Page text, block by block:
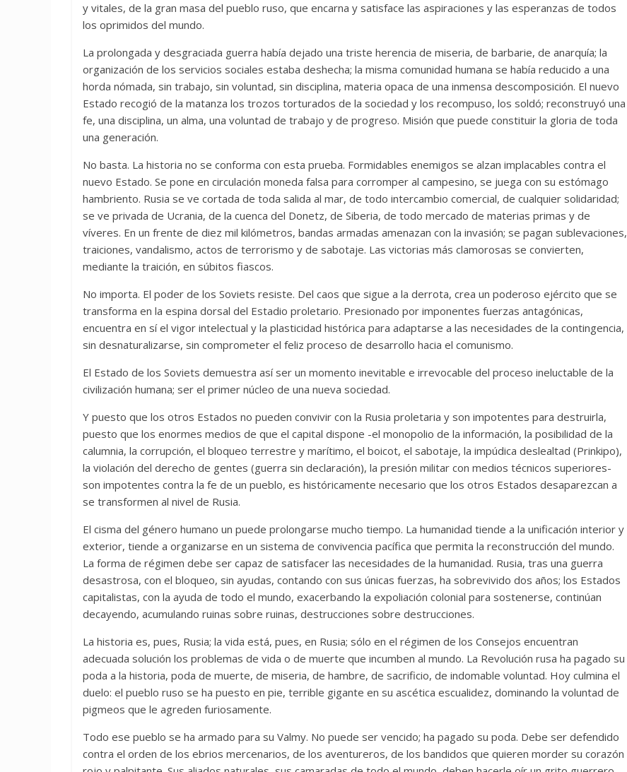
y vitales, de la gran masa del pueblo ruso, que encarna y satisface las aspiraciones y las esperanzas de todos
los oprimidos del mundo.
La prolongada y desgraciada guerra había dejado una triste herencia de miseria, de barbarie, de anarquía; la
organización de los servicios sociales estaba deshecha; la misma comunidad humana se había reducido a una
horda nómada, sin trabajo, sin voluntad, sin disciplina, materia opaca de una inmensa descomposición. El nuevo
Estado recogió de la matanza los trozos torturados de la sociedad y los recompuso, los soldó; reconstruyó una
fe, una disciplina, un alma, una voluntad de trabajo y de progreso. Misión que puede constituir la gloria de toda
una generación.
No basta. La historia no se conforma con esta prueba. Formidables enemigos se alzan implacables contra el
nuevo Estado. Se pone en circulación moneda falsa para corromper al campesino, se juega con su estómago
hambriento. Rusia se ve cortada de toda salida al mar, de todo intercambio comercial, de cualquier solidaridad;
se ve privada de Ucrania, de la cuenca del Donetz, de Siberia, de todo mercado de materias primas y de
víveres. En un frente de diez mil kilómetros, bandas armadas amenazan con la invasión; se pagan sublevaciones,
traiciones, vandalismo, actos de terrorismo y de sabotaje. Las victorias más clamorosas se convierten,
mediante la traición, en súbitos fiascos.
No importa. El poder de los Soviets resiste. Del caos que sigue a la derrota, crea un poderoso ejército que se
transforma en la espina dorsal del Estadio proletario. Presionado por imponentes fuerzas antagónicas,
encuentra en sí el vigor intelectual y la plasticidad histórica para adaptarse a las necesidades de la contingencia,
sin desnaturalizarse, sin comprometer el feliz proceso de desarrollo hacia el comunismo.
El Estado de los Soviets demuestra así ser un momento inevitable e irrevocable del proceso ineluctable de la
civilización humana; ser el primer núcleo de una nueva sociedad.
Y puesto que los otros Estados no pueden convivir con la Rusia proletaria y son impotentes para destruirla,
puesto que los enormes medios de que el capital dispone -el monopolio de la información, la posibilidad de la
calumnia, la corrupción, el bloqueo terrestre y marítimo, el boicot, el sabotaje, la impúdica deslealtad (Prinkipo),
la violación del derecho de gentes (guerra sin declaración), la presión militar con medios técnicos superiores-
son impotentes contra la fe de un pueblo, es históricamente necesario que los otros Estados desaparezcan a
se transformen al nivel de Rusia.
El cisma del género humano un puede prolongarse mucho tiempo. La humanidad tiende a la unificación interior y
exterior, tiende a organizarse en un sistema de convivencia pacífica que permita la reconstrucción del mundo.
La forma de régimen debe ser capaz de satisfacer las necesidades de la humanidad. Rusia, tras una guerra
desastrosa, con el bloqueo, sin ayudas, contando con sus únicas fuerzas, ha sobrevivido dos años; los Estados
capitalistas, con la ayuda de todo el mundo, exacerbando la expoliación colonial para sostenerse, continúan
decayendo, acumulando ruinas sobre ruinas, destrucciones sobre destrucciones.
La historia es, pues, Rusia; la vida está, pues, en Rusia; sólo en el régimen de los Consejos encuentran
adecuada solución los problemas de vida o de muerte que incumben al mundo. La Revolución rusa ha pagado su
poda a la historia, poda de muerte, de miseria, de hambre, de sacrificio, de indomable voluntad. Hoy culmina el
duelo: el pueblo ruso se ha puesto en pie, terrible gigante en su ascética escualidez, dominando la voluntad de
pigmeos que le agreden furiosamente.
Todo ese pueblo se ha armado para su Valmy. No puede ser vencido; ha pagado su poda. Debe ser defendido
contra el orden de los ebrios mercenarios, de los aventureros, de los bandidos que quieren morder su corazón